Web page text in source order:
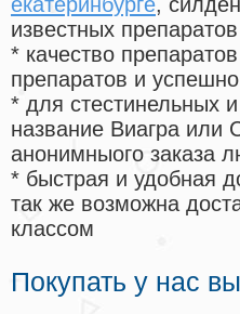
известных препаратов
* качество
препаратов и
* для стестинельных
название Виагра или
анонимныого заказа
* быстрая и удобная
так же возможна
классом
Покупать у нас